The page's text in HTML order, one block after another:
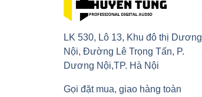
LK 530, Lô 13, Khu đô thị Dương
Nội, Đường Lê Trọng Tấn, P.
Dương Nội,TP. Hà Nội
Gọi đặt mua, giao hàng toàn